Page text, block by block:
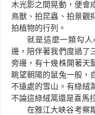
木光影之間晃動，便會
鳥獸、拍昆蟲、拍景觀
拍植物的行列。
就是這麼一類勾
邊，陪伴著我們度過了
旁邊，有十幾株開著天
眺望朝陽的鼠兔一般，
不遠處的雪山。有綠絨
不論這綠絨蒿還是喜馬
在雅江大峽谷考察